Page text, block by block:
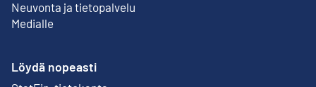
Neuvonta ja tietopalvelu
Medialle
Löydä nopeasti